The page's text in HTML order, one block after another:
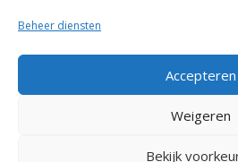
Beheer diensten
Accepteren
Weigeren
Bekijk
5051 PD Goirle
secretariaat@erfgoedgoirle.nl
(+31) (0)13-5348972
(do en zat van 09.00 tot 12.00